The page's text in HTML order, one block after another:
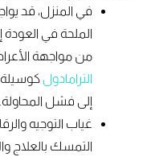
في المنزل، قد
الملحة في العودة
من مواجهة
الترامادول كوسيلة
إلى فشل المحاولة.
غياب التوجيه
التمسك بالعلاج